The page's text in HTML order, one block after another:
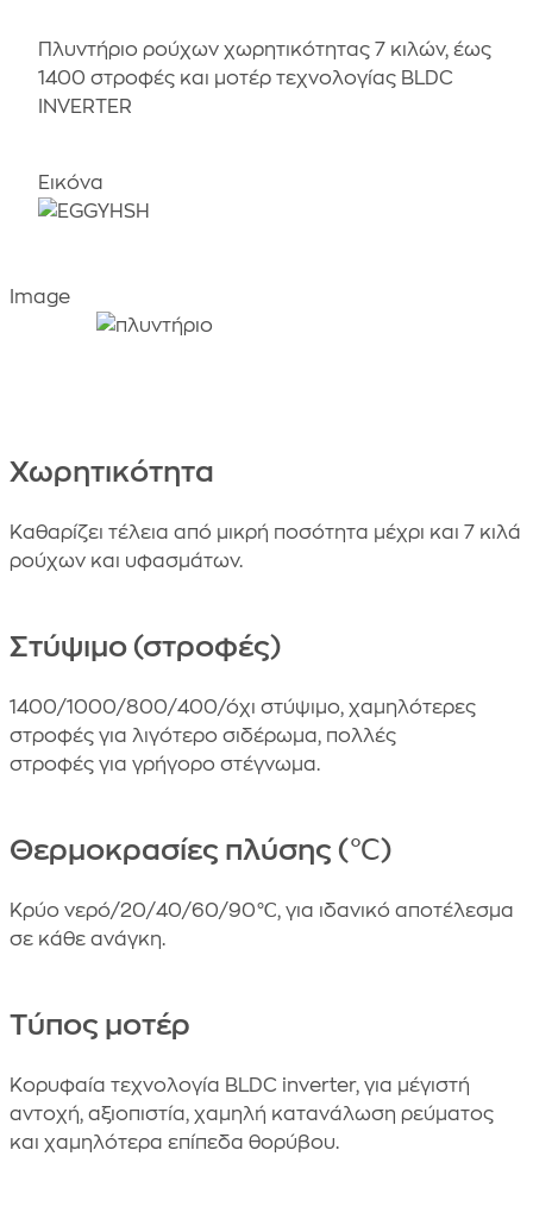
Πλυντήριο ρούχων χωρητικότητας 7 κιλών, έως
1400 στροφές και μοτέρ τεχνολογίας BLDC
INVERTER
Εικόνα
Image
Χωρητικότητα
Καθαρίζει τέλεια από μικρή ποσότητα μέχρι και 7 κιλά
ρούχων και υφασμάτων.
Στύψιμο (στροφές)
1400/1000/800/400/όχι στύψιμο, χαμηλότερες
στροφές για λιγότερο σιδέρωμα, πολλές
στροφές για γρήγορο στέγνωμα.
Θερμοκρασίες πλύσης (℃)
Κρύο νερό/20/40/60/90℃, για ιδανικό αποτέλεσμα
σε κάθε ανάγκη.
Τύπος μοτέρ
Κορυφαία τεχνολογία BLDC inverter, για μέγιστή
αντοχή, αξιοπιστία, χαμηλή κατανάλωση ρεύματος
και χαμηλότερα επίπεδα θορύβου.